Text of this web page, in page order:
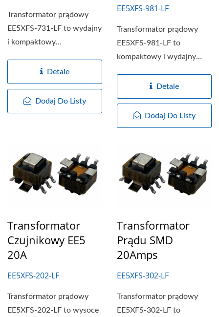
Transformator prądowy
EE5XFS-731-LF to wydajny
i kompaktowy
zaprojektowany...
Detale
Dodaj Do Listy
EE5XFS-981-LF
Transformator prądowy
EE5XFS-981-LF to
kompaktowy i wydajny
zaprojektowany
specjalnie...
Detale
Dodaj Do Listy
Transformator
Czujnikowy EE5
20A
EE5XFS-202-LF
Transformator prądowy
EE5XFS-202-LF to wysoce
Transformator
Prądu SMD
20Amps
EE5XFS-302-LF
Transformator prądowy
EE5XFS-302-LF to